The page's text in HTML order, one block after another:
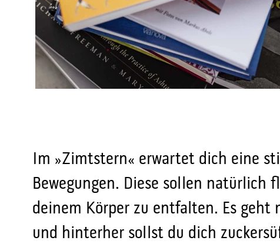
Im »Zimtstern« erwartet dich eine
Bewegungen. Diese sollen natürlich
deinem Körper zu entfalten. Es geht
und hinterher sollst du dich